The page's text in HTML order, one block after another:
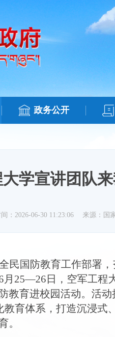
政务公开
学宣讲团队
：2026-06-30 11:23:06 来源：国
民国防教育工作部署
25—26日，空军工程
教育进校园活动。活
教育体系，打造沉浸
。